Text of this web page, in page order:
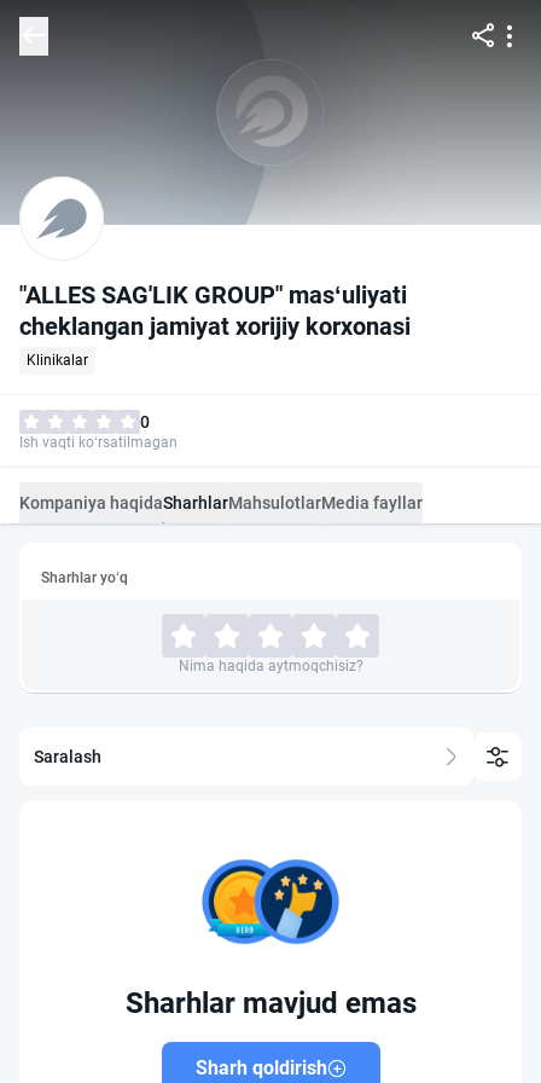
"ALLES SAG'LIK GROUP" mas‘uliyati
cheklangan jamiyat xorijiy korxonasi
Klinikalar
0
Ish vaqti ko‘rsatilmagan
Kompaniya haqidaSharhlarMahsulotlarMedia fayllar
Sharhlar yo‘q
Nima haqida aytmoqchisiz?
Saralash
Sharhlar mavjud emas
Sharh qoldirish